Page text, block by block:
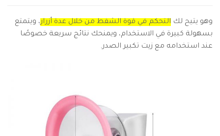
وهو يتيح لك التحكم في قوة الشفط من خلال عدة أزرار، ويتمتع
بسهولة كبيرة في الاستخدام، ويمنحك نتائج سريعة خصوصًا
عند استخدامه مع زيت تكبير الصدر.